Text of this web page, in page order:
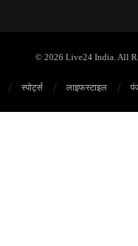
© 2026 Live24 India. All
स्पोर्ट्स लाइफस्टाइल